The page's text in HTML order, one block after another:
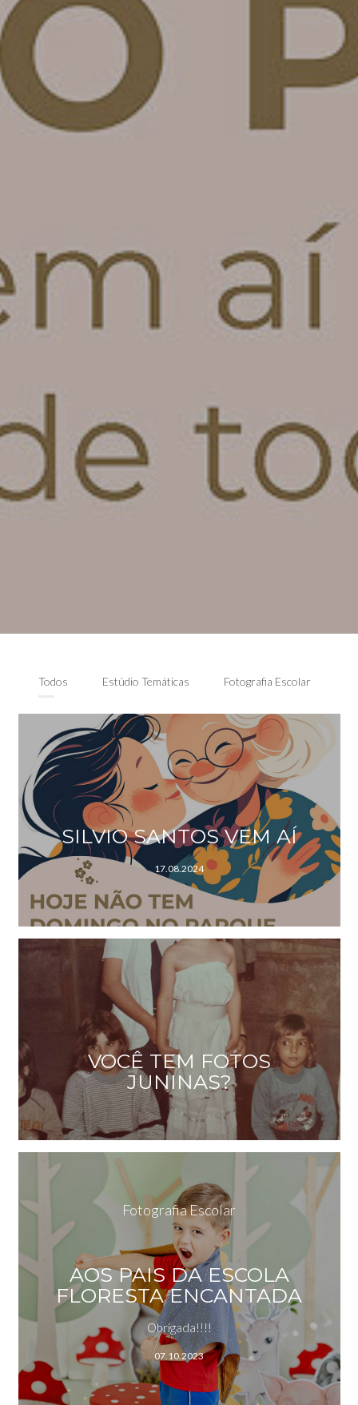
Todos Estúdio Temáticas Fotografia Escolar
SILVIO SANTOS VEM AÍ
17.08.2024
VOCÊ TEM FOTOS
JUNINAS?
Fotografia Escolar
AOS PAIS DA ESCOLA
FLORESTA ENCANTADA
Obrigada!!!!
07.10.2023